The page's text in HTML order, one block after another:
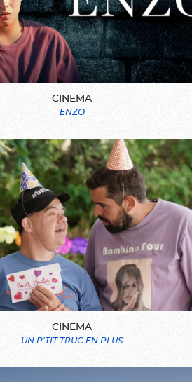
CINEMA
ENZO
CINEMA
UN P'TIT TRUC EN PLUS